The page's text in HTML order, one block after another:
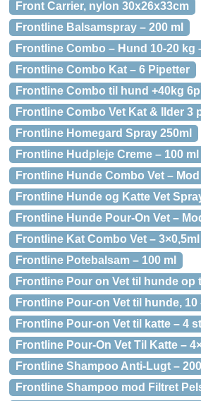
Front Carrier, nylon 30x26x33cm
Frontline Balsamspray – 200 ml
Frontline Combo – Hund 10-20 kg
Frontline Combo Kat – 6 Pipetter
Frontline Combo til hund +40kg
Frontline Combo Vet Kat & Ilder 3
Frontline Homegard Spray 250ml
Frontline Hudpleje Creme – 100 ml
Frontline Hunde Combo Vet –
Frontline Hunde og Katte Vet
Frontline Hunde Pour-On Vet –
Frontline Kat Combo Vet –
Frontline Potebalsam – 100 ml
Frontline Pour on Vet til hunde op
Frontline Pour-on Vet til hunde, 10
Frontline Pour-on Vet til katte – 4
Frontline Pour-On Vet Til Katte –
Frontline Shampoo Anti-Lugt – 200
Frontline Shampoo mod Filtret